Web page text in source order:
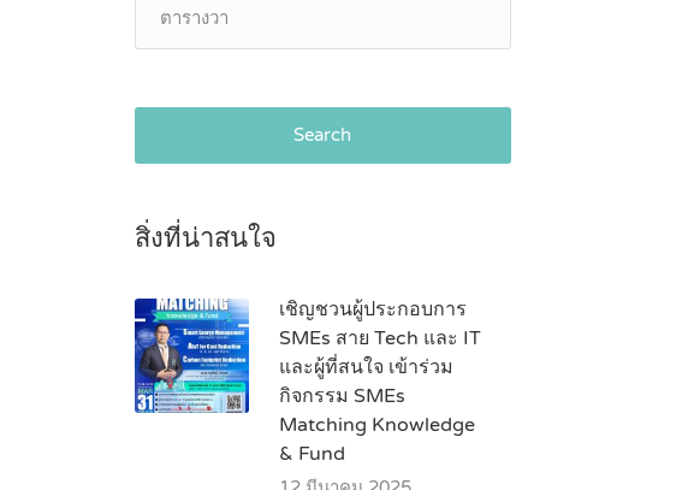
Search
สิ่งที่น่าสนใจ
เชิญชวนผู้ประกอบการ
SMEs สาย Tech และ IT
และผู้ที่สนใจ เข้าร่วม
กิจกรรม SMEs
Matching Knowledge
& Fund